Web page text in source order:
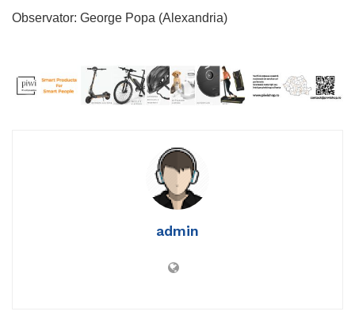
Observator: George Popa (Alexandria)
admin